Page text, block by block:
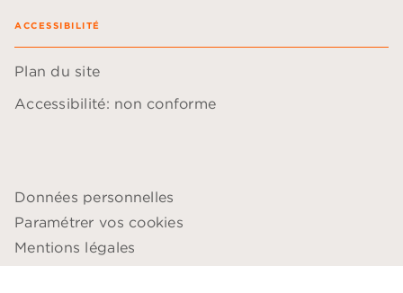
ACCESSIBILITÉ
Plan du site
Accessibilité: non conforme
Données personnelles
Paramétrer vos cookies
Mentions légales
Conditions générales d'utilisation